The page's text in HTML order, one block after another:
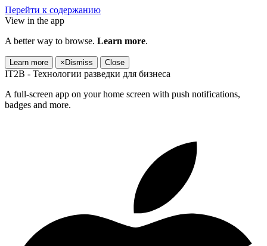
Перейти к содержанию
View in the app
A better way to browse. Learn more.
Learn more × Dismiss Close
IT2B - Технологии разведки для бизнеса
A full-screen app on your home screen with push notifications,
badges and more.